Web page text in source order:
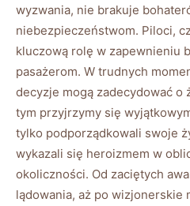
wyzwania,⁤ nie brakuje
niebezpieczeństwom. Piloci,
kluczową rolę w zapewnieniu
pasażerom.⁤ W trudnych
decyzje mogą zadecydować o
⁤tym przyjrzymy ‍się
tylko podporządkowali swoje
⁢wykazali się heroizmem w​
okoliczności. Od zaciętych‍
lądowania,‌ aż po ⁢wizjonerskie